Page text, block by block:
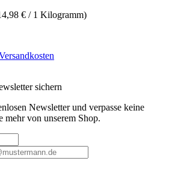
€ / 1 Kilogramm)
sichern
Newsletter und verpasse keine
mehr von unserem Shop.